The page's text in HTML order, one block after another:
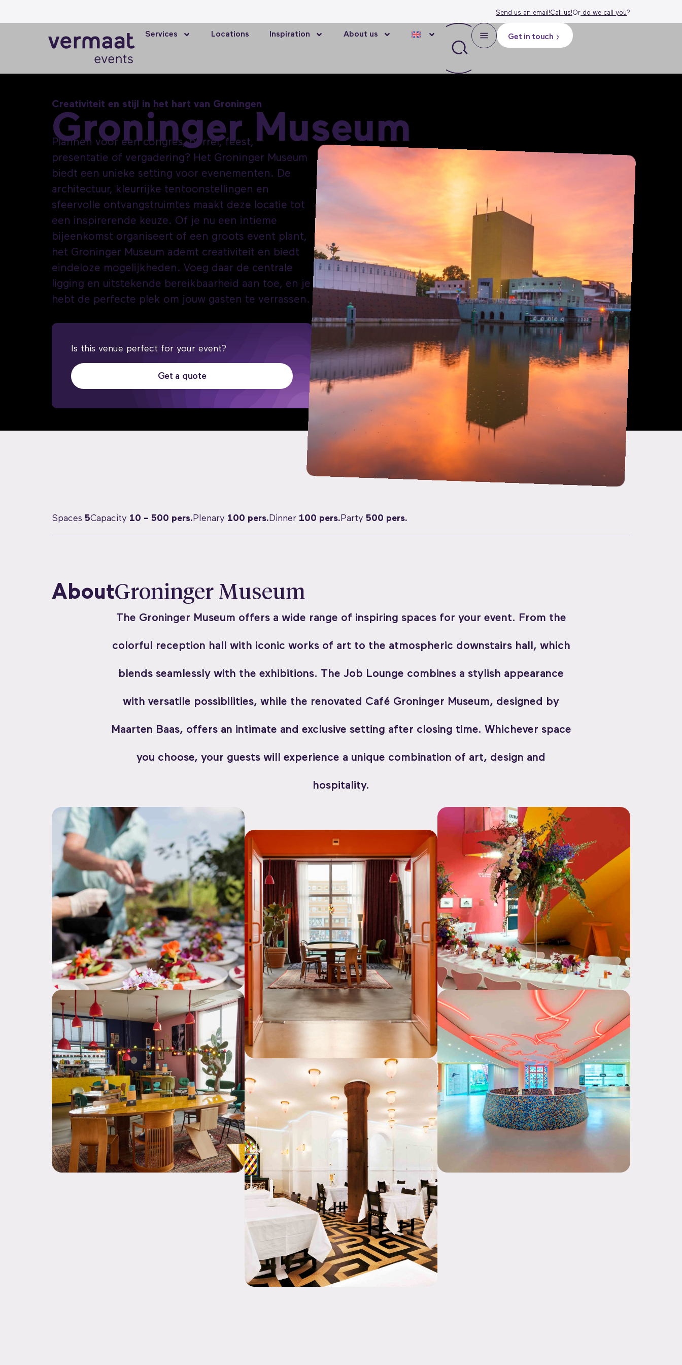
Send us an email!Call us!Or do we call you?
Services Locations Inspiration About us Get in touch
Creativiteit en stijl in het hart van Groningen
Groninger Museum
Plannen voor een congres, borrel, feest,
presentatie of vergadering? Het Groninger Museum
biedt een unieke setting voor evenementen. De
architectuur, kleurrijke tentoonstellingen en
sfeervolle ontvangstruimtes maakt deze locatie tot
een inspirerende keuze. Of je nu een intieme
bijeenkomst organiseert of een groots event plant,
het Groninger Museum ademt creativiteit en biedt
eindeloze mogelijkheden. Voeg daar de centrale
ligging en uitstekende bereikbaarheid aan toe, en je
hebt de perfecte plek om jouw gasten te verrassen.
Is this venue perfect for your event?
Get a quote
Spaces 5Capacity 10 – 500 pers. Plenary 100 pers. Dinner 100 pers. Party 500 pers.
AboutGroninger Museum
The Groninger Museum offers a wide range of inspiring spaces for your event. From the
colorful reception hall with iconic works of art to the atmospheric downstairs hall, which
blends seamlessly with the exhibitions. The Job Lounge combines a stylish appearance
with versatile possibilities, while the renovated Café Groninger Museum, designed by
Maarten Baas, offers an intimate and exclusive setting after closing time. Whichever space
you choose, your guests will experience a unique combination of art, design and
hospitality.